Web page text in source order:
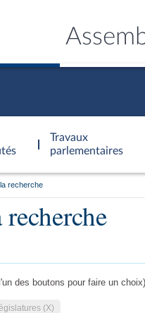
Travaux
parlementaires
recherche
des boutons pour faire un choix)
(X)